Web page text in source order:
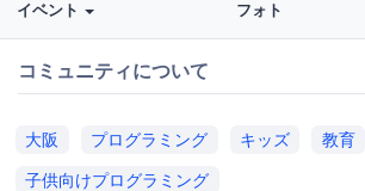
イベント フォト
コミュニティについて
大阪 プログラミング キッズ
教育
子供向けプログラミング